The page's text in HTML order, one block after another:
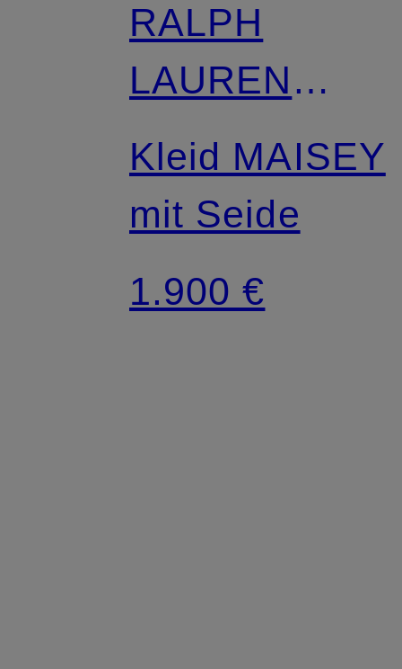
RALPH
LAUREN
Collection
Kleid MAISEY
mit Seide
1.900 €